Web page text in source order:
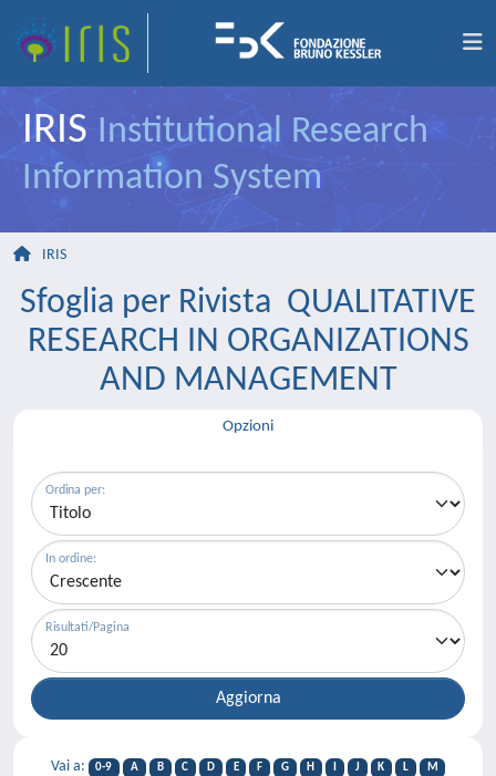
IRIS Institutional Research
Information System
IRIS
Sfoglia per Rivista QUALITATIVE
RESEARCH IN ORGANIZATIONS
AND MANAGEMENT
Opzioni
Ordina per:
In ordine:
Risultati/Pagina
Vai a: 0-9 A B C D E F G H J K L
M